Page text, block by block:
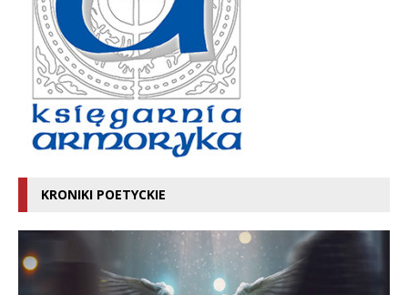
KRONIKI POETYCKIE